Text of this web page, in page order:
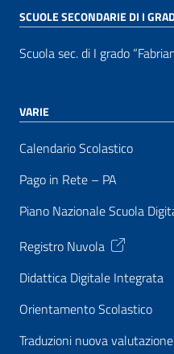
SCUOLE SECONDARIE DI I
Scuola sec. di I grado
VARIE
Calendario Scolastico
Pago in Rete – PA
Piano Nazionale Scuola
Registro Nuvola
Didattica Digitale Integrata
Orientamento Scolastico
Traduzioni nuova